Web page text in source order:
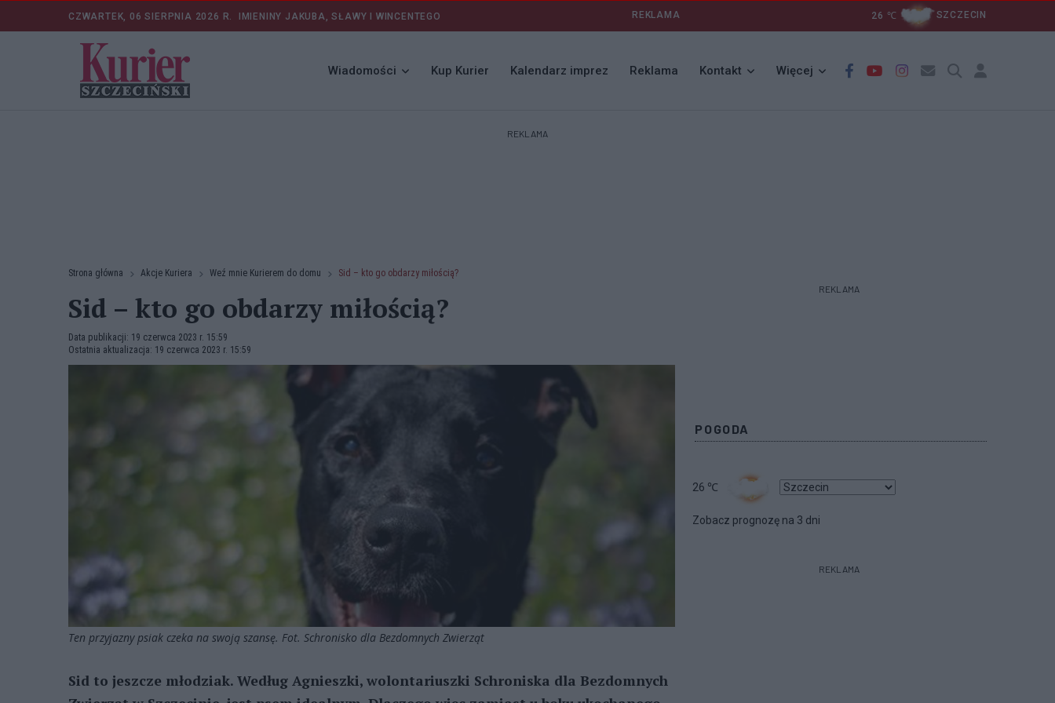
CZWARTEK, 06 SIERPNIA 2026 R. IMIENINY JAKUBA, SŁAWY I WINCENTEGO REKLAMA 26 ℃ SZCZECIN
Wiadomości Kup Kurier Kalendarz imprez Reklama Kontakt Więcej
REKLAMA
Strona główna Akcje Kuriera Weź mnie Kurierem do domu Sid – kto go obdarzy miłością?
Sid – kto go obdarzy miłością?
Data publikacji: 19 czerwca 2023 r. 15:59
Ostatnia aktualizacja: 19 czerwca 2023 r. 15:59
Ten przyjazny psiak czeka na swoją szansę. Fot. Schronisko dla Bezdomnych Zwierząt
Sid to jeszcze młodziak. Według Agnieszki, wolontariuszki Schroniska dla Bezdomnych
REKLAMA
POGODA
26 ℃
Zobacz prognozę na 3 dni
REKLAMA